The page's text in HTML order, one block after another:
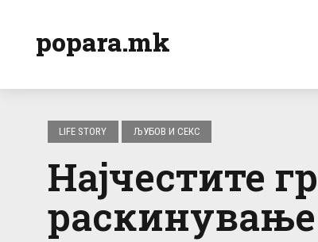
popara.mk
LIFE STORY ЉУБОВ И СЕКС
Најчестите